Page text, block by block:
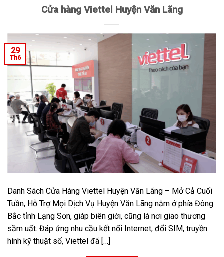
Cửa hàng Viettel Huyện Văn Lãng
29
Th6
Danh Sách Cửa Hàng Viettel Huyện Văn Lãng – Mở Cả Cuối
Tuần, Hỗ Trợ Mọi Dịch Vụ Huyện Văn Lãng nằm ở phía Đông
Bắc tỉnh Lạng Sơn, giáp biên giới, cũng là nơi giao thương
sầm uất. Đáp ứng nhu cầu kết nối Internet, đổi SIM, truyền
hình kỹ thuật số, Viettel đã […]